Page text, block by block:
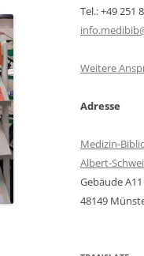
Tel.: +49 251
Weitere
Adresse
Medizin-
Albert-
Gebäude A11
48149